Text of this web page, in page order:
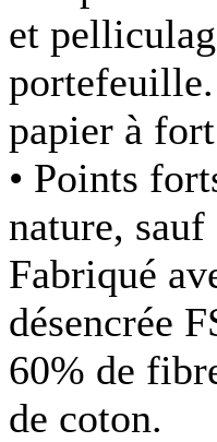
et
papier à
• Points
nature, sauf
Fabriqué
désencrée
60% de
de coton.